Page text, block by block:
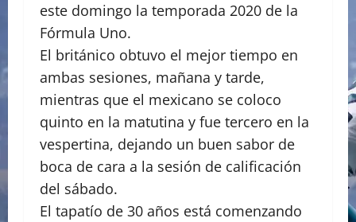
este domingo la temporada 2020 de la
Fórmula Uno.
El británico obtuvo el mejor tiempo en
ambas sesiones, mañana y tarde,
mientras que el mexicano se coloco
quinto en la matutina y fue tercero en la
vespertina, dejando un buen sabor de
boca de cara a la sesión de calificación
del sábado.
El tapatío de 30 años está comenzando